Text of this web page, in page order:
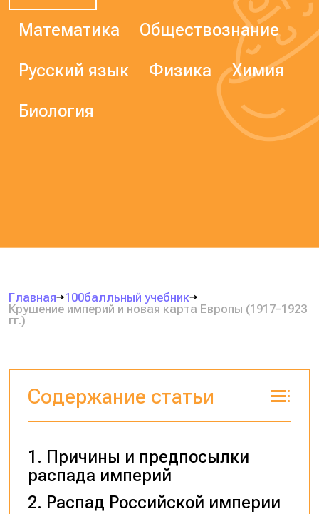
Математика Обществознание
Русский язык Физика Химия
Биология
Главная
100балльный учебник
Крушение империй и новая карта Европы (1917–1923
гг.)
Содержание статьи
Причины и предпосылки
распада империй
Распад Российской империи